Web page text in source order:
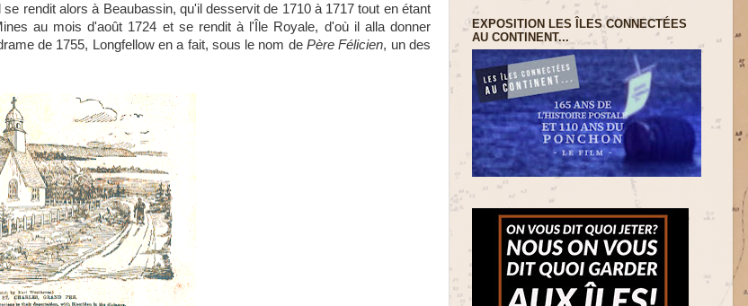
rendit alors à Beaubassin, qu'il desservit de 1710 à 1717 tout en étant
au mois d'août 1724 et se rendit à l'Île Royale, d'où il alla donner
de 1755, Longfellow en a fait, sous le nom dePère Félicien, un des
EXPOSITION LES ÎLES CONNECTÉES
AU CONTINENT...